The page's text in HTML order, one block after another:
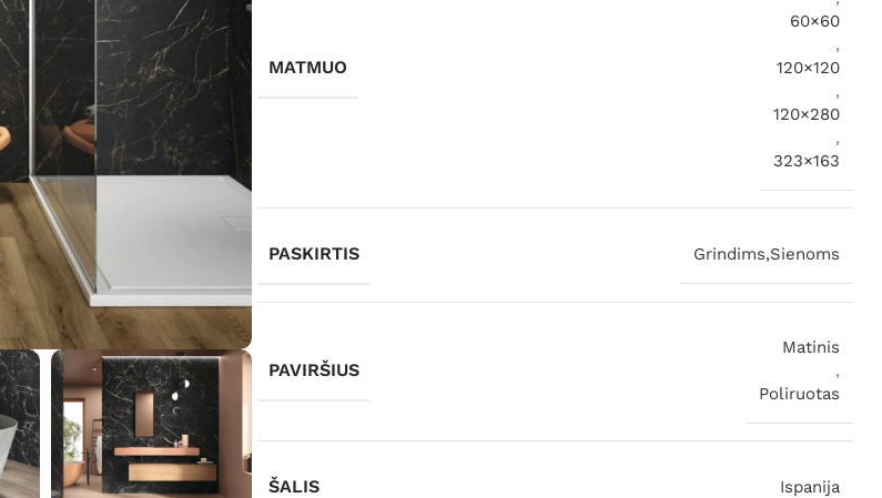
MATMUO
60×60
,
120×120
,
120×280
,
323×163
PASKIRTIS Grindims,Sienoms
PAVIRŠIUS
Matinis
,
Poliruotas
ŠALIS Ispanija